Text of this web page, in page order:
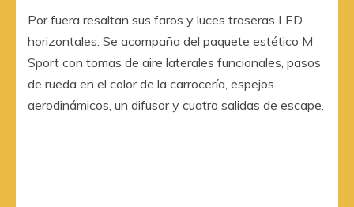
Por fuera resaltan sus faros y luces traseras LED
horizontales. Se acompaña del paquete estético M
Sport con tomas de aire laterales funcionales, pasos
de rueda en el color de la carrocería, espejos
aerodinámicos, un difusor y cuatro salidas de escape.